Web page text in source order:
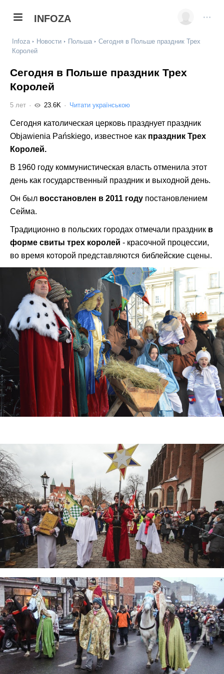
INFOZA
Infoza Новости Польша
Сегодня в Польше праздник Трех
Королей
Сегодня в Польше праздник Трех
Королей
5 лет 23.6K Читати українською
Сегодня католическая церковь празднует праздник
Objawienia Pańskiego, известное как праздник Трех
Королей.
В 1960 году коммунистическая власть отменила этот
день как государственный праздник и выходной день.
Он был восстановлен в 2011 году постановлением
Сейма.
Традиционно в польских городах отмечали праздник в
форме свиты трех королей - красочной процессии,
во время которой представляются библейские сцены.